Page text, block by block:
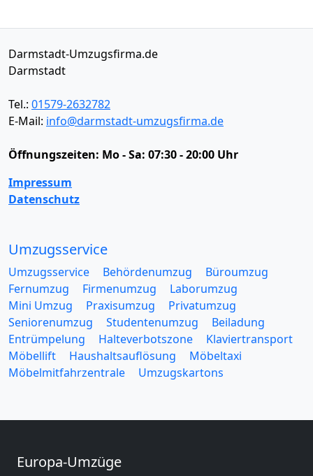
Darmstadt-Umzugsfirma.de
Darmstadt
Tel.: 01579-2632782
E-Mail: info@darmstadt-umzugsfirma.de
Öffnungszeiten: Mo - Sa: 07:30 - 20:00 Uhr
Impressum
Datenschutz
Umzugsservice
Umzugsservice Behördenumzug
Büroumzug
Fernumzug
Firmenumzug
Laborumzug
Mini Umzug
Praxisumzug
Privatumzug
Seniorenumzug
Studentenumzug
Beiladung
Entrümpelung
Halteverbotszone
Klaviertransport
Möbellift
Haushaltsauflösung
Möbeltaxi
Möbelmitfahrzentrale
Umzugskartons
Europa-Umzüge